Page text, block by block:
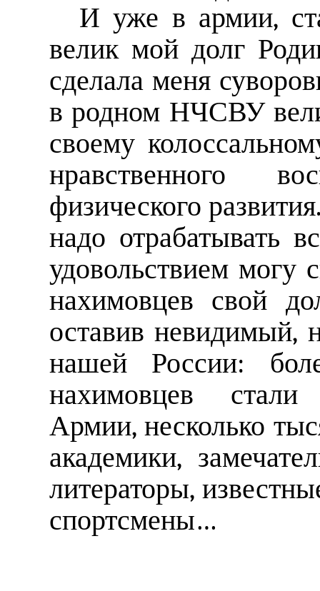
И уже в армии,
велик мой долг
сделала меня
в родном НЧСВУ
своему
нравственного
физического
надо отрабатывать
удовольствием могу
нахимовцев свой
оставив невидимый,
нашей России:
нахимовцев стали
Армии, несколько
академики,
литераторы,
спортсмены…